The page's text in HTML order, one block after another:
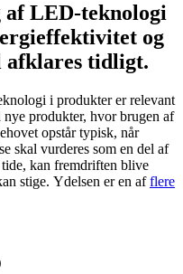
LED-teknologi
og
afklares tidligt.
i produkter er relevant
produkter, hvor brugen af
opstår typisk, når
skal vurderes som en del af
kan fremdriften blive
stige. Ydelsen er en afflere